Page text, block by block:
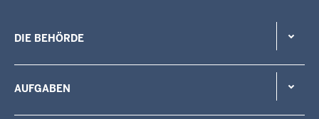
DIE BEHÖRDE
AUFGABEN